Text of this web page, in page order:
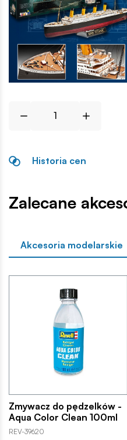
Historia cen
Zalecane
Akcesoria modelarskie
Zmywacz do pędzelków -
Aqua Color Clean 100ml
REV-39620